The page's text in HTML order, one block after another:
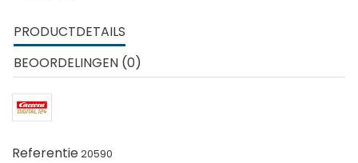
PRODUCTDETAILS
BEOORDELINGEN (0)
Referentie20590